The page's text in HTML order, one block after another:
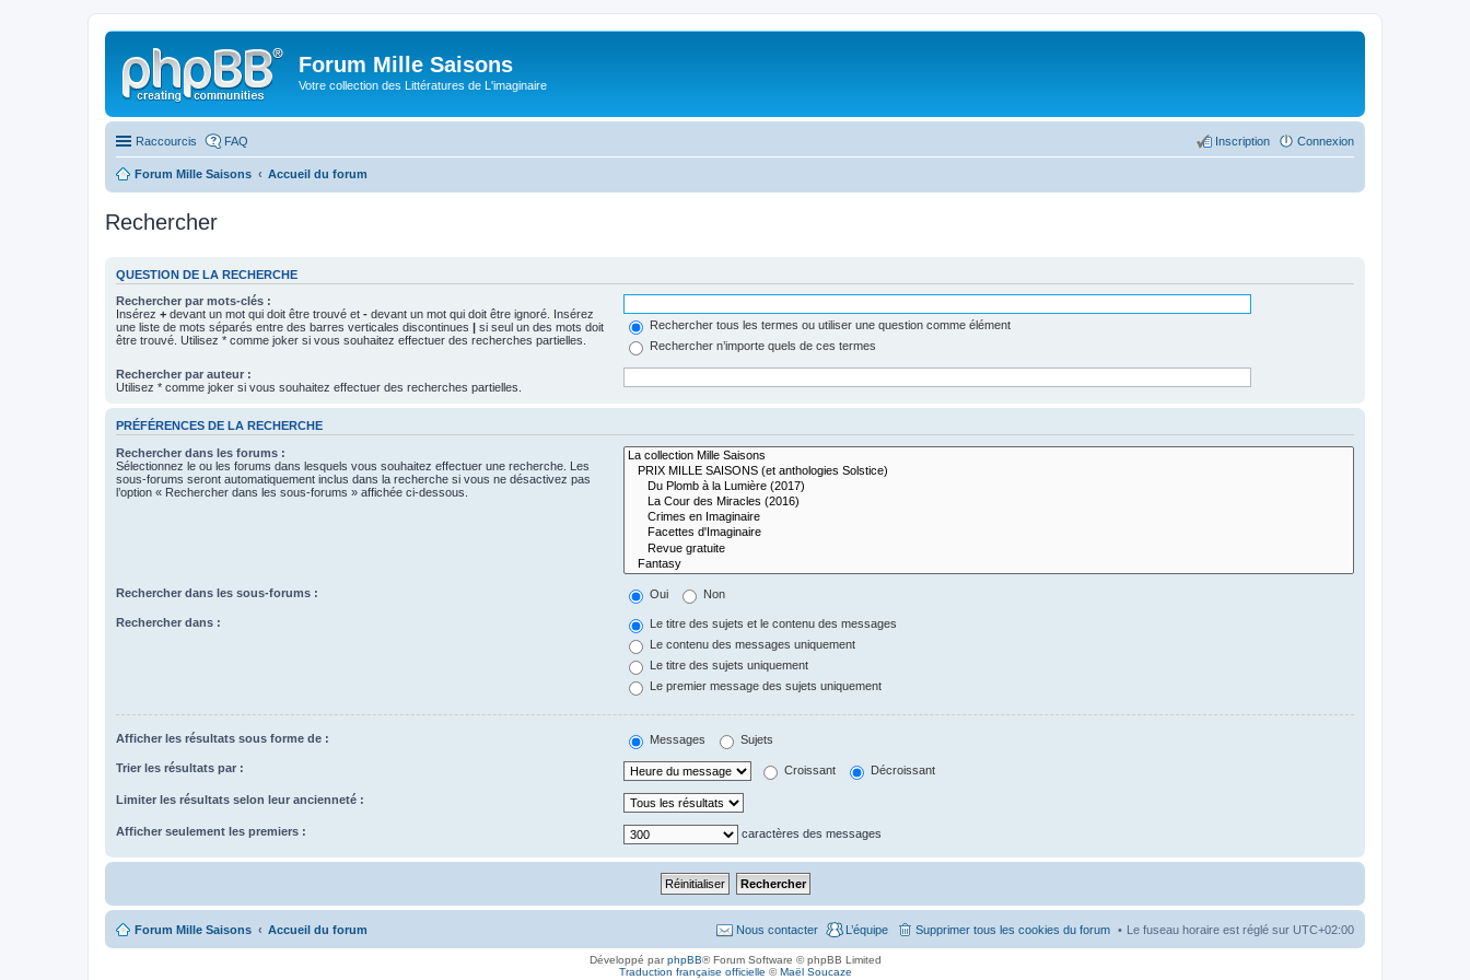
Forum Mille Saisons
Votre collection des Littératures de L'imaginaire
Raccourcis FAQ Connexion
Inscription
Forum Mille Saisons Accueil du forum
Rechercher
QUESTION DE LA RECHERCHE
Rechercher par mots-clés :
Insérez + devant un mot qui doit être trouvé et - devant un mot qui doit être ignoré. Insérez
une liste de mots séparés entre des barres verticales discontinues | si seul un des mots doit
être trouvé. Utilisez * comme joker si vous souhaitez effectuer des recherches partielles.
Rechercher tous les termes ou utiliser une question comme élément
Rechercher n’importe quels de ces termes
Rechercher par auteur :
Utilisez * comme joker si vous souhaitez effectuer des recherches partielles.
PRÉFÉRENCES DE LA RECHERCHE
Rechercher dans les forums :
Sélectionnez le ou les forums dans lesquels vous souhaitez effectuer une recherche. Les
sous-forums seront automatiquement inclus dans la recherche si vous ne désactivez pas
l’option « Rechercher dans les sous-forums » affichée ci-dessous.
Rechercher dans les sous-forums : Oui Non
Rechercher dans :
Le titre des sujets et le contenu des messages
Le contenu des messages uniquement
Le titre des sujets uniquement
Le premier message des sujets uniquement
Afficher les résultats sous forme de : Messages Sujets
Trier les résultats par : Croissant Décroissant
Limiter les résultats selon leur ancienneté :
Afficher seulement les premiers : caractères des messages
Forum Mille Saisons Accueil du forum Le fuseau horaire est réglé sur UTC+02:00
Supprimer tous les cookies du forum
L’équipe
Nous contacter
Développé parphpBB® Forum Software © phpBB Limited
Traduction française officielle ©Maël Soucaze